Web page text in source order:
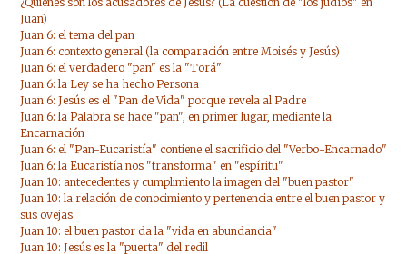
Juan)
Juan 6: el tema del pan
Juan 6: contexto general (la comparación entre Moisés y Jesús)
Juan 6: el verdadero "pan" es la "Torá"
Juan 6: la Ley se ha hecho Persona
Juan 6: Jesús es el "Pan de Vida" porque revela al Padre
Juan 6: la Palabra se hace "pan", en primer lugar, mediante la
Encarnación
Juan 6: el "Pan-Eucaristía" contiene el sacrificio del "Verbo-Encarnado"
Juan 6: la Eucaristía nos "transforma" en "espíritu"
Juan 10: antecedentes y cumplimiento la imagen del "buen pastor"
Juan 10: la relación de conocimiento y pertenencia entre el buen pastor y
sus ovejas
Juan 10: el buen pastor da la "vida en abundancia"
Juan 10: Jesús es la "puerta" del redil